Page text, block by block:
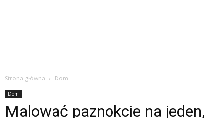
Strona główna Dom
Dom
Malować paznokcie na jeden,